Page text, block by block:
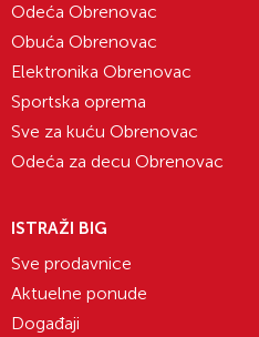
Odeća Obrenovac
Obuća Obrenovac
Elektronika Obrenovac
Sportska oprema
Sve za kuću Obrenovac
Odeća za decu Obrenovac
ISTRAŽI BIG
Sve prodavnice
Aktuelne ponude
Događaji